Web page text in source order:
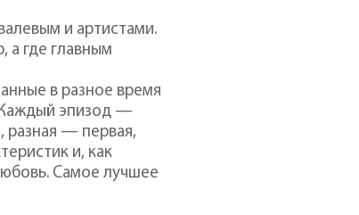
и артистами.
а где главным
в разное время
Каждый эпизод —
разная — первая,
и, как
Самое лучшее